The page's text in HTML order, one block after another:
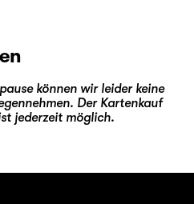
können wir leider keine
Der Kartenkauf
jederzeit möglich.